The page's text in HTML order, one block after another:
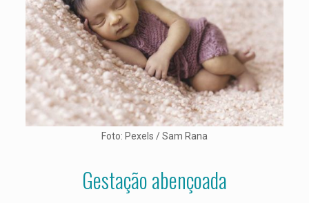
Foto: Pexels / Sam Rana
Gestação abençoada